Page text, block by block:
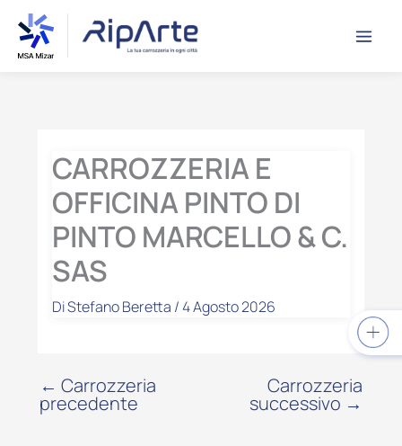
contenuto
contenuto
CARROZZERIA E
OFFICINA PINTO DI
PINTO MARCELLO & C.
SAS
DiStefano Beretta /4 Agosto 2026
← Carrozzeria
precedente
Carrozzeria
successivo →